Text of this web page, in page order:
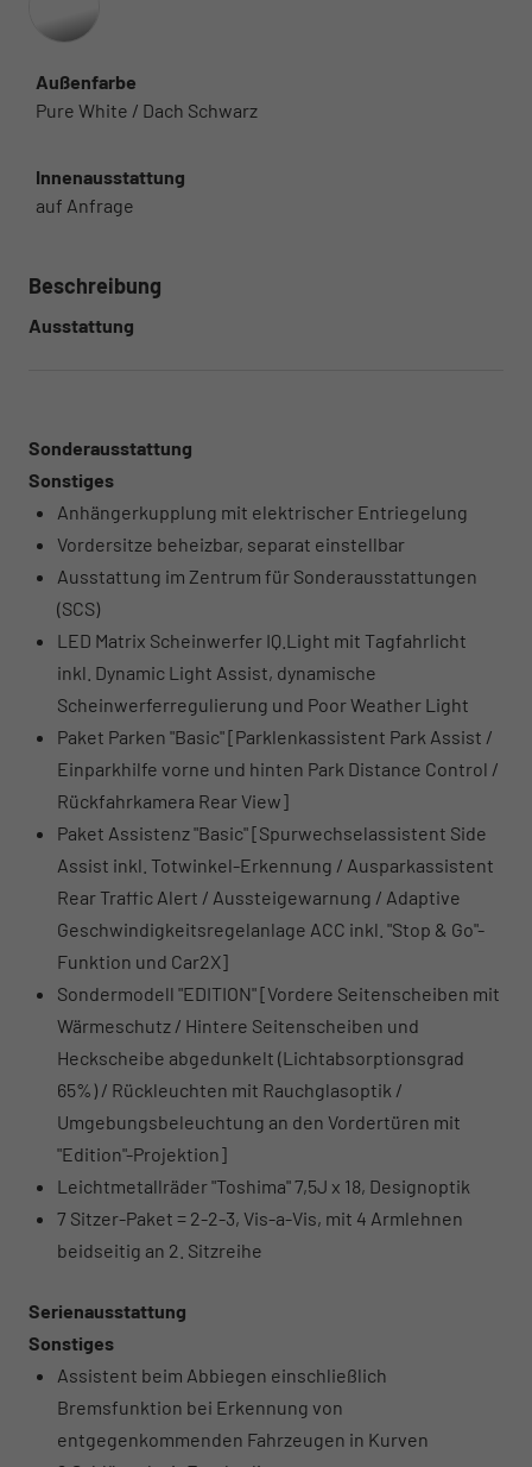
Außenfarbe
Pure White / Dach Schwarz
Innenausstattung
auf Anfrage
Beschreibung
Ausstattung
Sonderausstattung
Sonstiges
Anhängerkupplung mit elektrischer Entriegelung
Vordersitze beheizbar, separat einstellbar
Ausstattung im Zentrum für Sonderausstattungen
(SCS)
LED Matrix Scheinwerfer IQ.Light mit Tagfahrlicht
inkl. Dynamic Light Assist, dynamische
Scheinwerferregulierung und Poor Weather Light
Paket Parken "Basic" [Parklenkassistent Park Assist /
Einparkhilfe vorne und hinten Park Distance Control /
Rückfahrkamera Rear View]
Paket Assistenz "Basic" [Spurwechselassistent Side
Assist inkl. Totwinkel-Erkennung / Ausparkassistent
Rear Traffic Alert / Aussteigewarnung / Adaptive
Geschwindigkeitsregelanlage ACC inkl. "Stop & Go"-
Funktion und Car2X]
Sondermodell "EDITION" [Vordere Seitenscheiben mit
Wärmeschutz / Hintere Seitenscheiben und
Heckscheibe abgedunkelt (Lichtabsorptionsgrad
65%) / Rückleuchten mit Rauchglasoptik /
Umgebungsbeleuchtung an den Vordertüren mit
"Edition"-Projektion]
Leichtmetallräder "Toshima" 7,5J x 18, Designoptik
7 Sitzer-Paket = 2-2-3, Vis-a-Vis, mit 4 Armlehnen
beidseitig an 2. Sitzreihe
Serienausstattung
Sonstiges
Assistent beim Abbiegen einschließlich
Bremsfunktion bei Erkennung von
entgegenkommenden Fahrzeugen in Kurven